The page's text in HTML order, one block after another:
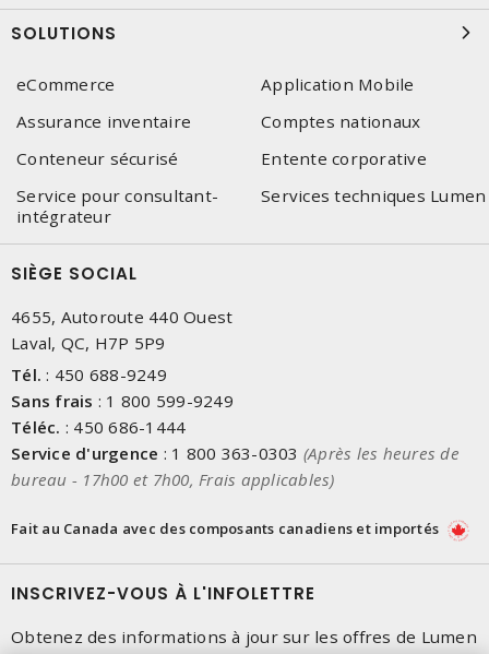
SOLUTIONS
eCommerce
Application Mobile
Assurance inventaire
Comptes nationaux
Conteneur sécurisé
Entente corporative
Service pour consultant-
intégrateur
Services techniques Lumen
SIÈGE SOCIAL
4655, Autoroute 440 Ouest
Laval, QC, H7P 5P9
Tél. : 450 688-9249
Sans frais : 1 800 599-9249
Téléc. : 450 686-1444
Service d'urgence : 1 800 363-0303 (Après les heures de
bureau - 17h00 et 7h00, Frais applicables)
Fait au Canada avec des composants canadiens et importés
INSCRIVEZ-VOUS À L'INFOLETTRE
Obtenez des informations à jour sur les offres de Lumen